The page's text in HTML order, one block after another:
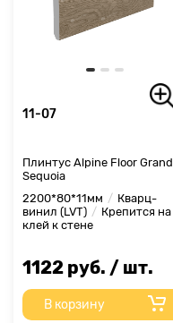
11-07
Плинтус Alpine Floor Grand
Sequoia
2200*80*11мм
Кварц-
винил (LVT)
Крепится на
клей к стене
1122 руб. / шт.
В корзину